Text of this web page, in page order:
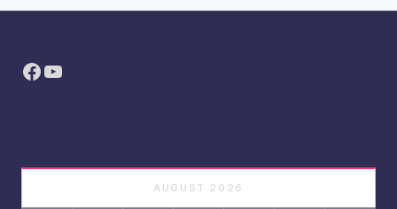
Facebook
YouTube
AUGUST 2026